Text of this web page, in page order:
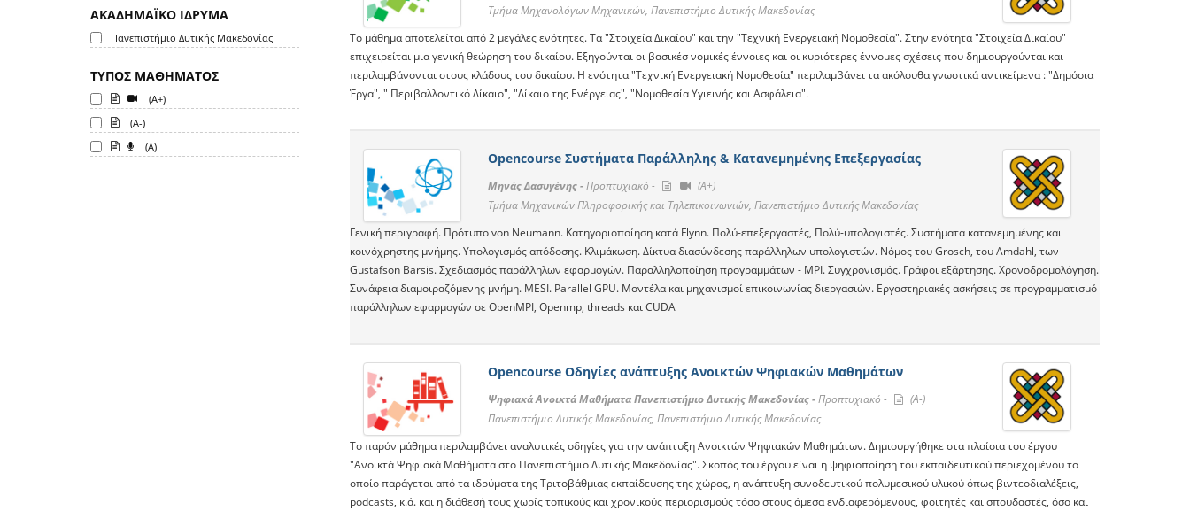
ΑΚΑΔΗΜΑΪΚΟ ΙΔΡΥΜΑ
Πανεπιστήμιο Δυτικής Μακεδονίας
ΤΥΠΟΣ ΜΑΘΗΜΑΤΟΣ
(A+)
(A-)
(A)
Τμήμα Μηχανολόγων Μηχανικών, Πανεπιστήμιο Δυτικής Μακεδονίας
Το μάθημα αποτελείται από 2 μεγάλες ενότητες. Τα "Στοιχεία Δικαίου" και την "Τεχνική Ενεργειακή Νομοθεσία". Στην ενότητα "Στοιχεία Δικαίου"
επιχειρείται μια γενική θεώρηση του δικαίου. Εξηγούνται οι βασικέσ νομικές έννοιες και οι κυριότερες έννομες σχέσεις που δημιουργούνται και
περιλαμβάνονται στους κλάδους του δικαίου. Η ενότητα "Τεχνική Ενεργειακή Νομοθεσία" περιλαμβάνει τα ακόλουθα γνωστικά αντικείμενα : "Δημόσια
Έργα", " Περιβαλλοντικό Δίκαιο", "Δίκαιο της Ενέργειας", "Νομοθεσία Υγιεινής και Ασφάλεια".
Opencourse Συστήματα Παράλληλης & Κατανεμημένης Επεξεργασίας
Μηνάς Δασυγένης -Προπτυχιακό -
(A+)
Τμήμα Μηχανικών Πληροφορικής και Τηλεπικοινωνιών, Πανεπιστήμιο Δυτικής Μακεδονίας
Γενική περιγραφή. Πρότυπο von Neumann. Κατηγοριοποίηση κατά Flynn. Πολύ-επεξεργαστές, Πολύ-υπολογιστές. Συστήματα κατανεμημένης και
κοινόχρηστης μνήμης. Υπολογισμός απόδοσης. Κλιμάκωση. Δίκτυα διασύνδεσης παράλληλων υπολογιστών. Νόμος του Grosch, του Amdahl, των
Gustafson Barsis. Σχεδιασμός παράλληλων εφαρμογών. Παραλληλοποίηση προγραμμάτων - MPI. Συγχρονισμός. Γράφοι εξάρτησης. Χρονοδρομολόγηση.
Συνάφεια διαμοιραζόμενης μνήμη. MESI. Parallel GPU. Μοντέλα και μηχανισμοί επικοινωνίας διεργασιών. Εργαστηριακές ασκήσεις σε προγραμματισμό
παράλληλων εφαρμογών σε OpenMPI, Openmp, threads και CUDA
Opencourse Οδηγίες ανάπτυξης Ανοικτών Ψηφιακών Μαθημάτων
Ψηφιακά Ανοικτά Μαθήματα Πανεπιστήμιο Δυτικής Μακεδονίας -Προπτυχιακό -
(A-)
Πανεπιστήμιο Δυτικής Μακεδονίας, Πανεπιστήμιο Δυτικής Μακεδονίας
To παρόν μάθημα περιλαμβάνει αναλυτικές οδηγίες για την ανάπτυξη Ανοικτών Ψηφιακών Μαθημάτων. Δημιουργήθηκε στα πλαίσια του έργου
"Ανοικτά Ψηφιακά Μαθήματα στο Πανεπιστήμιο Δυτικής Μακεδονίας". Σκοπός του έργου είναι η ψηφιοποίηση του εκπαιδευτικού περιεχομένου το
οποίο παράγεται από τα ιδρύματα της Τριτοβάθμιας εκπαίδευσης της χώρας, η ανάπτυξη συνοδευτικού πολυμεσικού υλικού όπως βιντεοδιαλέξεις,
podcasts, κ.ά. και η διάθεσή τους χωρίς τοπικούς και χρονικούς περιορισμούς τόσο στους άμεσα ενδιαφερόμενους, φοιτητές και σπουδαστές, όσο και